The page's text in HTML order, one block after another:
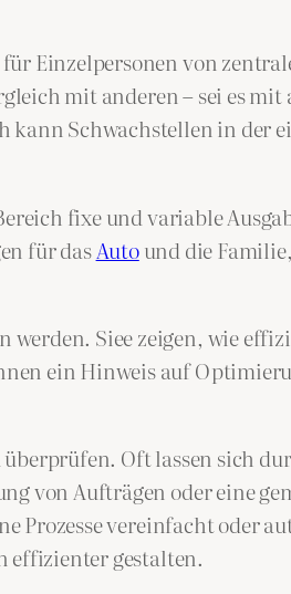
Einzelpersonen von
mit anderen – sei es mit
Schwachstellen in der
fixe und variable
für dasAutound die Familie,
Siee zeigen, wie
ein Hinweis auf
Oft lassen sich
von Aufträgen oder eine
Prozesse vereinfacht oder
effizienter gestalten.